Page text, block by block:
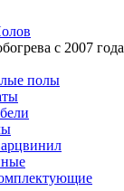
с 2007 года
полы